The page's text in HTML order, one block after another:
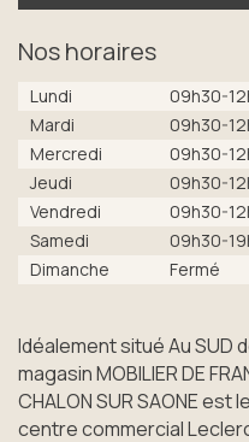
Nos horaires
Lundi 09h30-
Mardi
09h30-
Mercredi
09h30-
Jeudi
09h30-
Vendredi
09h30-
Samedi
09h30-
Dimanche
Fermé
Idéalement situé Au SUD
magasin MOBILIER DE
CHALON SUR SAONE
centre commercial